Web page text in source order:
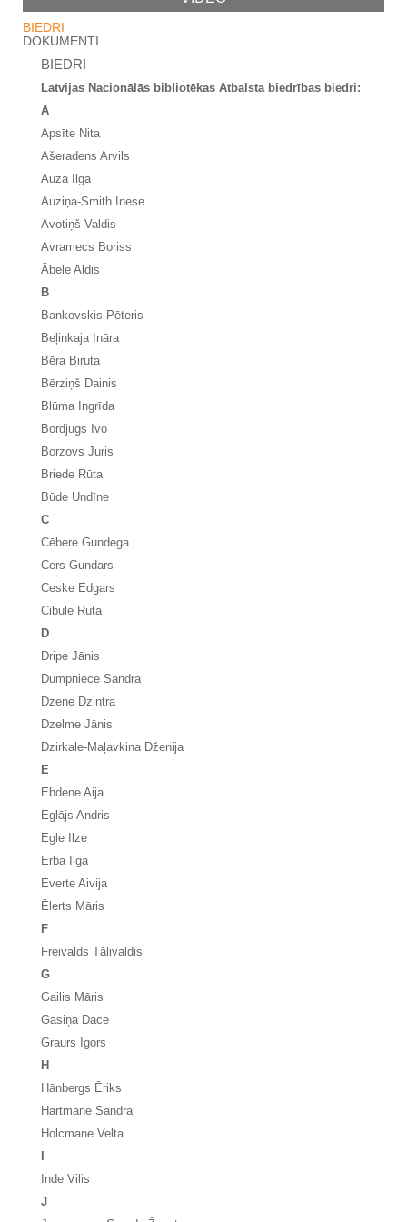
BIEDRI
DOKUMENTI
BIEDRI
Latvijas Nacionālās bibliotēkas Atbalsta biedrības biedri:
A
Apsīte Nita
Ašeradens Arvils
Auza Ilga
Auziņa-Smith Inese
Avotiņš Valdis
Avramecs Boriss
Ābele Aldis
B
Bankovskis Pēteris
Beļinkaja Ināra
Bēra Biruta
Bērziņš Dainis
Blūma Ingrīda
Bordjugs Ivo
Borzovs Juris
Briede Rūta
Būde Undīne
C
Cēbere Gundega
Cers Gundars
Ceske Edgars
Cibule Ruta
D
Dripe Jānis
Dumpniece Sandra
Dzene Dzintra
Dzelme Jānis
Dzirkale-Maļavkina Dženija
E
Ebdene Aija
Eglājs Andris
Egle Ilze
Erba Ilga
Everte Aivija
Ēlerts Māris
F
Freivalds Tālivaldis
G
Gailis Māris
Gasiņa Dace
Graurs Igors
H
Hānbergs Ēriks
Hartmane Sandra
Holcmane Velta
Inde Vilis
J